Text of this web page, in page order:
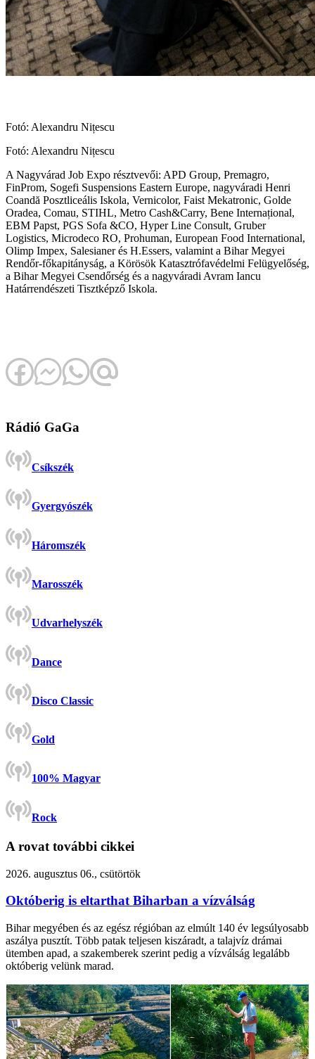
Fotó: Alexandru Nițescu
Fotó: Alexandru Nițescu
A Nagyvárad Job Expo résztvevői: APD Group, Premagro,
FinProm, Sogefi Suspensions Eastern Europe, nagyváradi Henri
Coandă Posztliceális Iskola, Vernicolor, Faist Mekatronic, Golde
Oradea, Comau, STIHL, Metro Cash&Carry, Bene Internațional,
EBM Papst, PGS Sofa &CO, Hyper Line Consult, Gruber
Logistics, Microdeco RO, Prohuman, European Food International,
Olimp Impex, Salesianer és H.Essers, valamint a Bihar Megyei
Rendőr-főkapitányság, a Körösök Katasztrófavédelmi Felügyelőség,
a Bihar Megyei Csendőrség és a nagyváradi Avram Iancu
Határrendészeti Tisztképző Iskola.
Rádió GaGa
Csíkszék
Gyergyószék
Háromszék
Marosszék
Udvarhelyszék
Dance
Disco Classic
Gold
100% Magyar
Rock
A rovat további cikkei
2026. augusztus 06., csütörtök
Októberig is eltarthat Biharban a vízválság
Bihar megyében és az egész régióban az elmúlt 140 év legsúlyosabb
aszálya pusztít. Több patak teljesen kiszáradt, a talajvíz drámai
ütemben apad, a szakemberek szerint pedig a vízválság legalább
októberig velünk marad.